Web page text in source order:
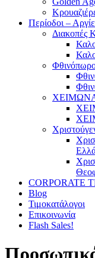
Περίοδοι –
Διακοπές
CORPORATE
Blog
Τιμοκατάλογοι
Επικοινωνία
Flash Sales!